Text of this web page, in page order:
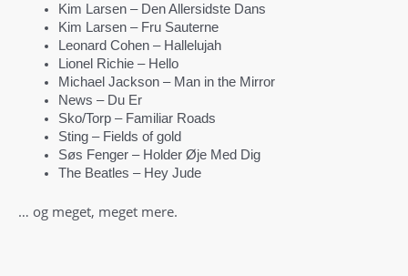
Kim Larsen – Den Allersidste Dans
Kim Larsen – Fru Sauterne
Leonard Cohen – Hallelujah
Lionel Richie – Hello
Michael Jackson – Man in the Mirror
News – Du Er
Sko/Torp – Familiar Roads
Sting – Fields of gold
Søs Fenger – Holder Øje Med Dig
The Beatles – Hey Jude
… og meget, meget mere.